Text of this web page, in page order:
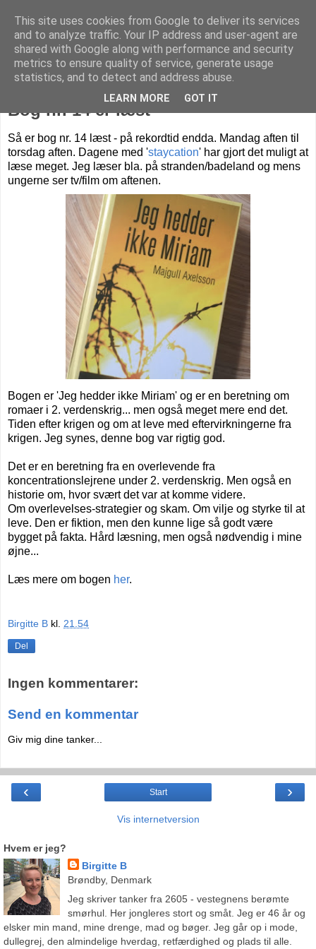
Livet på Vestegnen
Bog nr. 14 er læst
Så er bog nr. 14 læst - på rekordtid endda. Mandag aften til
torsdag aften. Dagene med 'staycation' har gjort det muligt at
læse meget. Jeg læser bla. på stranden/badeland og mens
ungerne ser tv/film om aftenen.
Bogen er 'Jeg hedder ikke Miriam' og er en beretning om
romaer i 2. verdenskrig... men også meget mere end det.
Tiden efter krigen og om at leve med eftervirkningerne fra
krigen. Jeg synes, denne bog var rigtig god.
Det er en beretning fra en overlevende fra
koncentrationslejrene under 2. verdenskrig. Men også en
historie om, hvor svært det var at komme videre.
Om overlevelses-strategier og skam. Om vilje og styrke til at
leve. Den er fiktion, men den kunne lige så godt være
bygget på fakta. Hård læsning, men også nødvendig i mine
øjne...
Læs mere om bogen her.
Birgitte B kl. 21.54
Del
Ingen kommentarer:
Send en kommentar
Giv mig dine tanker...
‹ ›
Start
Vis internetversion
Hvem er jeg?
Birgitte B
Brøndby, Denmark
Jeg skriver tanker fra 2605 - vestegnens berømte
smørhul. Her jongleres stort og småt. Jeg er 46 år og
elsker min mand, mine drenge, mad og bøger. Jeg går op i mode,
dullegrej, den almindelige hverdag, retfærdighed og plads til alle.
This site uses cookies from Google to deliver its services
and to analyze traffic. Your IP address and user-agent are
shared with Google along with performance and security
metrics to ensure quality of service, generate usage
statistics, and to detect and address abuse.
LEARN MORE GOT IT